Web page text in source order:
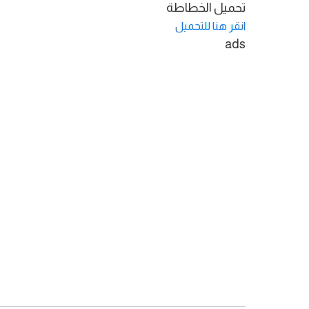
تحميل الخطاطة
انقر هنا للتحميل
ads